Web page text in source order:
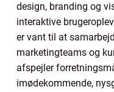
design, branding og
interaktive
er vant til at
marketingteams og
afspejler
imødekommende,